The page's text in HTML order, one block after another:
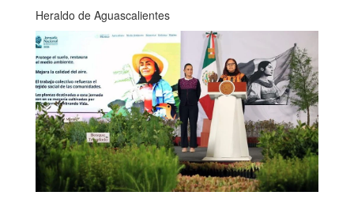
Heraldo de Aguascalientes